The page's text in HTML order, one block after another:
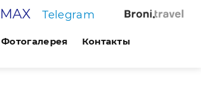
MAX Telegram
Фотогалерея Контакты